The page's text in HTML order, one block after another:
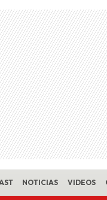
NOTICIAS VIDEOS